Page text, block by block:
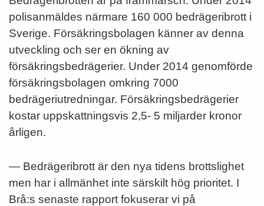
polisanmäldes närmare 160 000 bedrägeribrott i
Sverige. Försäkringsbolagen känner av denna
utveckling och ser en ökning av
försäkringsbedrägerier. Under 2014 genomförde
försäkringsbolagen omkring 7000
bedrägeriutredningar. Försäkringsbedrägerier
kostar uppskattningsvis 2,5- 5 miljarder kronor
årligen.
— Bedrägeribrott är den nya tidens brottslighet
men har i allmänhet inte särskilt hög prioritet. I
Brå:s senaste rapport fokuserar vi på